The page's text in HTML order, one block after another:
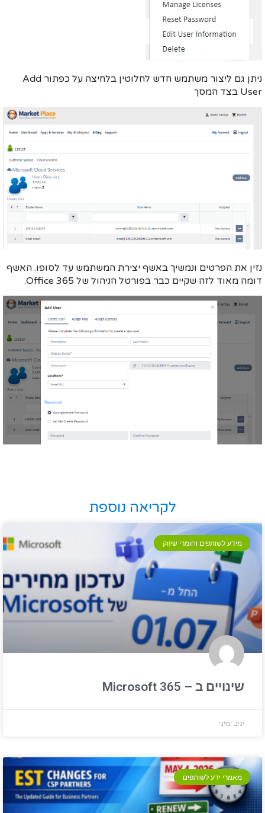
ניתן גם ליצור משתמש חדש לחלוטין בלחיצה על כפתור Add
User בצד המסך
נזין את הפרטים ונמשיך באשף יצירת המשתמש עד לסופו. האשף
דומה מאוד לזה שקיים כבר בפורטל הניהול של Office 365.
לקריאה נוספת
מידע לשותפים וחומרי שיווק
שינויים ב – Microsoft 365
יניב ימיני
מאמרי ידע לשותפים